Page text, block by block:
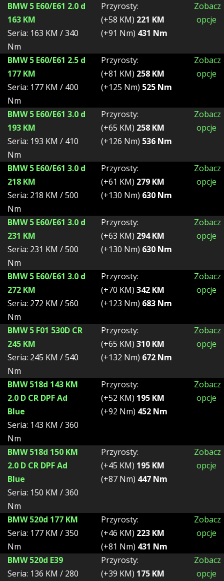
BMW 5 E60/E61 2.0 d
163 KM
Seria: 163 KM / 340
Nm
Przyrosty:
(+58 KM) 221 KM
(+91 Nm) 431 Nm
Zobacz
opcje
BMW 5 E60/E61 2.5 d
177 KM
Seria: 177 KM / 400
Nm
Przyrosty:
(+81 KM) 258 KM
(+125 Nm) 525 Nm
Zobacz
opcje
BMW 5 E60/E61 3.0 d
193 KM
Seria: 193 KM / 410
Nm
Przyrosty:
(+65 KM) 258 KM
(+126 Nm) 536 Nm
Zobacz
opcje
BMW 5 E60/E61 3.0 d
218 KM
Seria: 218 KM / 500
Nm
Przyrosty:
(+61 KM) 279 KM
(+130 Nm) 630 Nm
Zobacz
opcje
BMW 5 E60/E61 3.0 d
231 KM
Seria: 231 KM / 500
Nm
Przyrosty:
(+63 KM) 294 KM
(+130 Nm) 630 Nm
Zobacz
opcje
BMW 5 E60/E61 3.0 d
272 KM
Seria: 272 KM / 560
Nm
Przyrosty:
(+70 KM) 342 KM
(+123 Nm) 683 Nm
Zobacz
opcje
BMW 5 F01 530D CR
245 KM
Seria: 245 KM / 540
Nm
Przyrosty:
(+65 KM) 310 KM
(+132 Nm) 672 Nm
Zobacz
opcje
BMW 518d 143 KM
2.0 D CR DPF Ad
Blue
Seria: 143 KM / 360
Nm
Przyrosty:
(+52 KM) 195 KM
(+92 Nm) 452 Nm
Zobacz
opcje
BMW 518d 150 KM
2.0 D CR DPF Ad
Blue
Seria: 150 KM / 360
Nm
Przyrosty:
(+45 KM) 195 KM
(+87 Nm) 447 Nm
Zobacz
opcje
BMW 520d 177 KM
Seria: 177 KM / 350
Nm
Przyrosty:
(+46 KM) 223 KM
(+81 Nm) 431 Nm
Zobacz
opcje
BMW 520d E39
Seria: 136 KM / 280
Przyrosty:
(+39 KM) 175 KM
Zobacz
opcje